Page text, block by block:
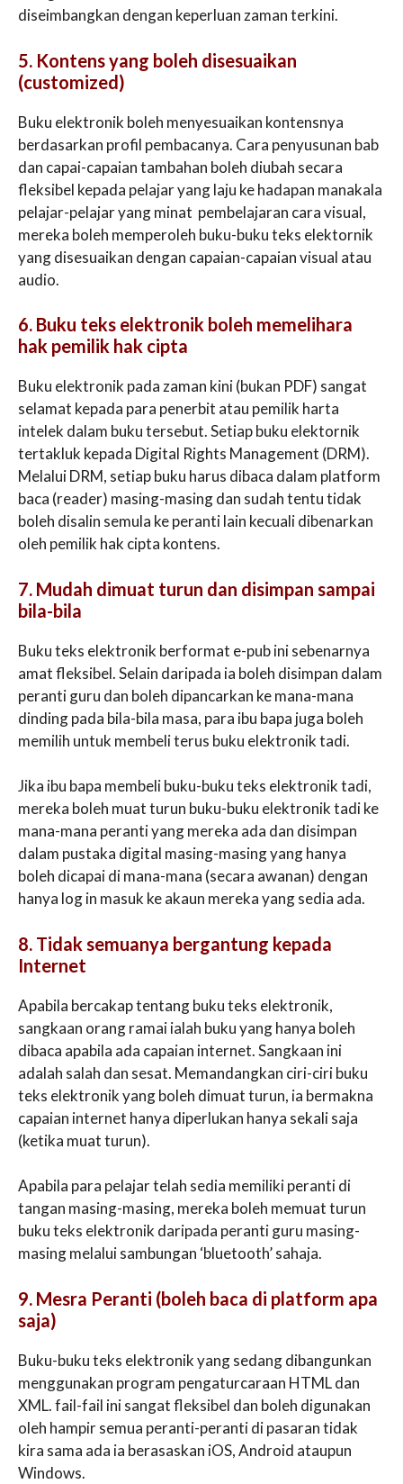
diseimbangkan dengan keperluan zaman terkini.
5. Kontens yang boleh disesuaikan
(customized)
Buku elektronik boleh menyesuaikan kontensnya
berdasarkan profil pembacanya. Cara penyusunan bab
dan capai-capaian tambahan boleh diubah secara
fleksibel kepada pelajar yang laju ke hadapan manakala
pelajar-pelajar yang minat pembelajaran cara visual,
mereka boleh memperoleh buku-buku teks elektornik
yang disesuaikan dengan capaian-capaian visual atau
audio.
6. Buku teks elektronik boleh memelihara
hak pemilik hak cipta
Buku elektronik pada zaman kini (bukan PDF) sangat
selamat kepada para penerbit atau pemilik harta
intelek dalam buku tersebut. Setiap buku elektornik
tertakluk kepada Digital Rights Management (DRM).
Melalui DRM, setiap buku harus dibaca dalam platform
baca (reader) masing-masing dan sudah tentu tidak
boleh disalin semula ke peranti lain kecuali dibenarkan
oleh pemilik hak cipta kontens.
7. Mudah dimuat turun dan disimpan sampai
bila-bila
Buku teks elektronik berformat e-pub ini sebenarnya
amat fleksibel. Selain daripada ia boleh disimpan dalam
peranti guru dan boleh dipancarkan ke mana-mana
dinding pada bila-bila masa, para ibu bapa juga boleh
memilih untuk membeli terus buku elektronik tadi.
Jika ibu bapa membeli buku-buku teks elektronik tadi,
mereka boleh muat turun buku-buku elektronik tadi ke
mana-mana peranti yang mereka ada dan disimpan
dalam pustaka digital masing-masing yang hanya
boleh dicapai di mana-mana (secara awanan) dengan
hanya log in masuk ke akaun mereka yang sedia ada.
8. Tidak semuanya bergantung kepada
Internet
Apabila bercakap tentang buku teks elektronik,
sangkaan orang ramai ialah buku yang hanya boleh
dibaca apabila ada capaian internet. Sangkaan ini
adalah salah dan sesat. Memandangkan ciri-ciri buku
teks elektronik yang boleh dimuat turun, ia bermakna
capaian internet hanya diperlukan hanya sekali saja
(ketika muat turun).
Apabila para pelajar telah sedia memiliki peranti di
tangan masing-masing, mereka boleh memuat turun
buku teks elektronik daripada peranti guru masing-
masing melalui sambungan ‘bluetooth’ sahaja.
9. Mesra Peranti (boleh baca di platform apa
saja)
Buku-buku teks elektronik yang sedang dibangunkan
menggunakan program pengaturcaraan HTML dan
XML. fail-fail ini sangat fleksibel dan boleh digunakan
oleh hampir semua peranti-peranti di pasaran tidak
kira sama ada ia berasaskan iOS, Android ataupun
Windows.